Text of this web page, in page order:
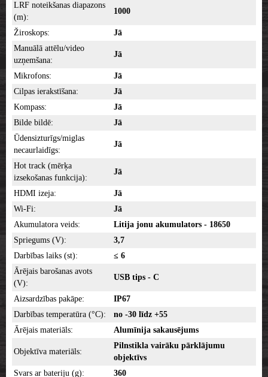
LRF noteikšanas diapazons
(m):
1000
Žiroskops:
Jā
Manuālā attēlu/video
uzņemšana:
Jā
Mikrofons:
Jā
Cilpas ierakstīšana:
Jā
Kompass:
Jā
Bilde bildē:
Jā
Ūdensizturīgs/miglas
necaurlaidīgs:
Jā
Hot track (mērķa
izsekošanas funkcija):
Jā
HDMI izeja:
Jā
Wi-Fi:
Jā
Akumulatora veids:
Litija jonu akumulators - 18650
Spriegums (V):
3,7
Darbības laiks (st):
≤ 6
Ārējais barošanas avots
(V):
USB tips - C
Aizsardzības pakāpe:
IP67
Darbības temperatūra (°C):
no -30 līdz +55
Ārējais materiāls:
Alumīnija sakausējums
Objektīva materiāls:
Pilnstikla vairāku pārklājumu
objektīvs
Svars ar bateriju (g):
360